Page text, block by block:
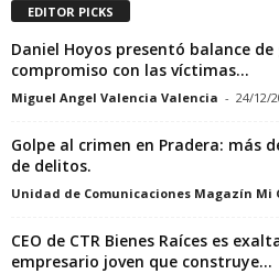
EDITOR PICKS
Daniel Hoyos presentó balance
compromiso con las víctimas...
Miguel Angel Valencia Valencia - 24/12/
Golpe al crimen en Pradera: más
de delitos.
Unidad de Comunicaciones Magazín Mi
CEO de CTR Bienes Raíces es
empresario joven que construye...